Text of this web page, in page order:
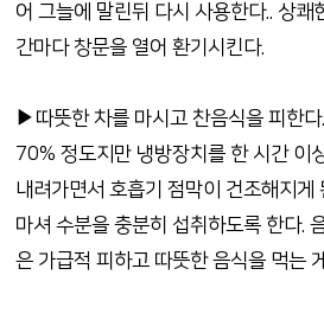
어 그늘에 말린뒤 다시 사용한다.. 상쾌
간마다 창문을 열어 환기시킨다.
▶따뜻한 차를 마시고 찬음식을 피한
70% 정도지만 냉방장치를 한 시간
내려가면서 호흡기 점막이 건조해지게
마셔 수분을 충분히 섭취하도록 한다.
은 가급적 피하고 따뜻한 음식을 먹는